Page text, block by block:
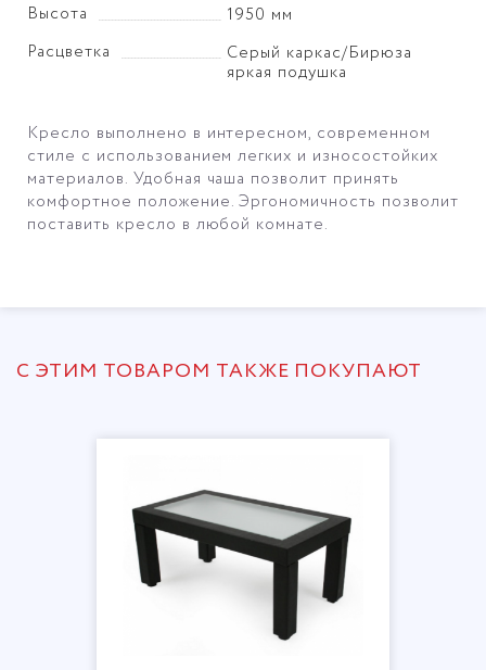
Высота
1950 мм
Расцветка
Серый каркас/Бирюза
яркая подушка
Кресло выполнено в интересном, современном
стиле с использованием легких и износостойких
материалов. Удобная чаша позволит принять
комфортное положение. Эргономичность позволит
поставить кресло в любой комнате.
С ЭТИМ ТОВАРОМ ТАКЖЕ ПОКУПАЮТ